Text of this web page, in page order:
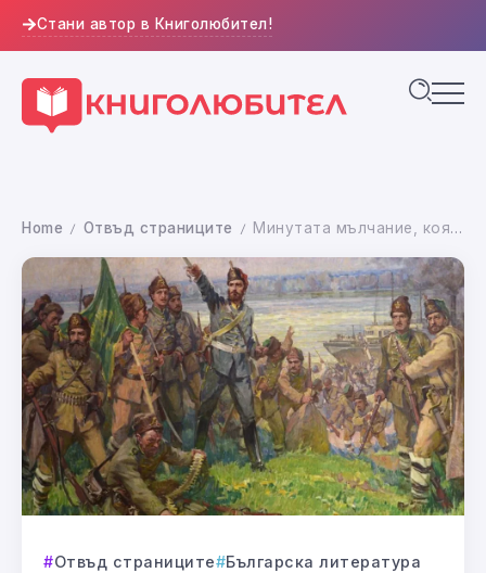
Стани автор в Книголюбител!
Home / Отвъд страниците / Минутата мълчание, която трябва да проговори
Отвъд страниците Българска литература